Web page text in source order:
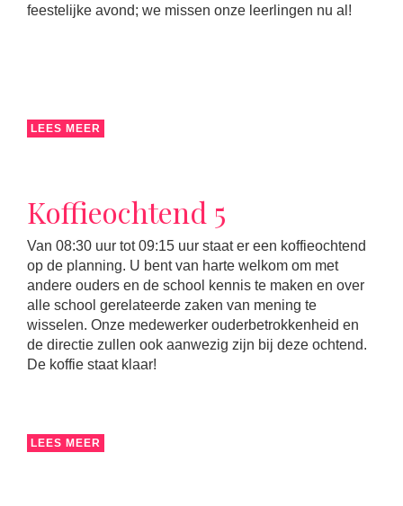
feestelijke avond; we missen onze leerlingen nu al!
LEES MEER
Koffieochtend 5
Van 08:30 uur tot 09:15 uur staat er een koffieochtend
op de planning. U bent van harte welkom om met
andere ouders en de school kennis te maken en over
alle school gerelateerde zaken van mening te
wisselen. Onze medewerker ouderbetrokkenheid en
de directie zullen ook aanwezig zijn bij deze ochtend.
De koffie staat klaar!
LEES MEER